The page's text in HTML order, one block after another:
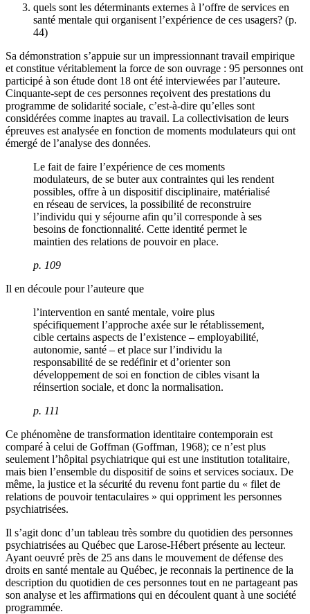
quels sont les déterminants externes à l’offre de services en
santé mentale qui organisent l’expérience de ces usagers? (p.
44)
Sa démonstration s’appuie sur un impressionnant travail empirique
et constitue véritablement la force de son ouvrage : 95 personnes ont
participé à son étude dont 18 ont été interviewées par l’auteure.
Cinquante-sept de ces personnes reçoivent des prestations du
programme de solidarité sociale, c’est-à-dire qu’elles sont
considérées comme inaptes au travail. La collectivisation de leurs
épreuves est analysée en fonction de moments modulateurs qui ont
émergé de l’analyse des données.
Le fait de faire l’expérience de ces moments
modulateurs, de se buter aux contraintes qui les rendent
possibles, offre à un dispositif disciplinaire, matérialisé
en réseau de services, la possibilité de reconstruire
l’individu qui y séjourne afin qu’il corresponde à ses
besoins de fonctionnalité. Cette identité permet le
maintien des relations de pouvoir en place.
p. 109
Il en découle pour l’auteure que
l’intervention en santé mentale, voire plus
spécifiquement l’approche axée sur le rétablissement,
cible certains aspects de l’existence – employabilité,
autonomie, santé – et place sur l’individu la
responsabilité de se redéfinir et d’orienter son
développement de soi en fonction de cibles visant la
réinsertion sociale, et donc la normalisation.
p. 111
Ce phénomène de transformation identitaire contemporain est
comparé à celui de Goffman (Goffman, 1968); ce n’est plus
seulement l’hôpital psychiatrique qui est une institution totalitaire,
mais bien l’ensemble du dispositif de soins et services sociaux. De
même, la justice et la sécurité du revenu font partie du « filet de
relations de pouvoir tentaculaires » qui oppriment les personnes
psychiatrisées.
Il s’agit donc d’un tableau très sombre du quotidien des personnes
psychiatrisées au Québec que Larose-Hébert présente au lecteur.
Ayant oeuvré près de 25 ans dans le mouvement de défense des
droits en santé mentale au Québec, je reconnais la pertinence de la
description du quotidien de ces personnes tout en ne partageant pas
son analyse et les affirmations qui en découlent quant à une société
programmée.